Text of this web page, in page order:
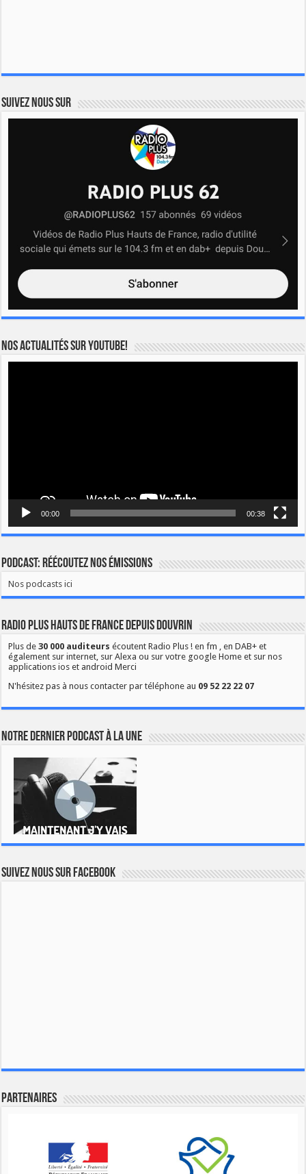
Suivez nous sur
Nos actualités sur YOUTUBE!
00:00 00:38
Podcast: Réécoutez nos émissions
Nos podcasts ici
Radio Plus Hauts de France depuis Douvrin
Plus de30 000 auditeurs écoutent Radio Plus ! en fm , en DAB+ et
également sur internet, sur Alexa ou sur votre google Home et sur nos
applications ios et android Merci
N'hésitez pas à nous contacter par téléphone au 09 52 22 22 07
Notre dernier podcast à la une
Suivez nous sur Facebook
Partenaires